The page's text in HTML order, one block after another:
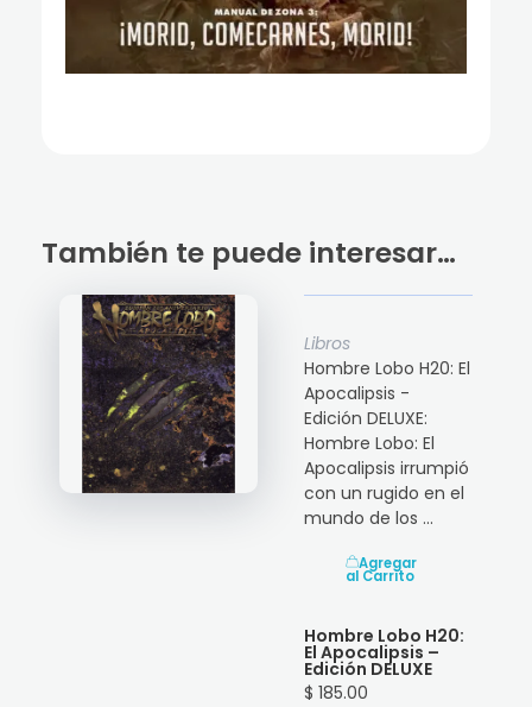
También te puede interesar…
Hombre Lobo H20:
El Apocalipsis –
Edición DELUXE
$ 185.00
Libros
Hombre Lobo H20: El
Apocalipsis -
Edición DELUXE:
Hombre Lobo: El
Apocalipsis irrumpió
con un rugido en el
mundo de los ...
Agregar
al Carrito